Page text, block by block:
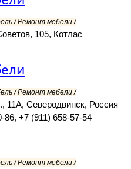
/ Ремонт мебели /
105, Котлас
/ Ремонт мебели /
11А, Северодвинск, Россия
+7 (911) 658-57-54
/ Ремонт мебели /